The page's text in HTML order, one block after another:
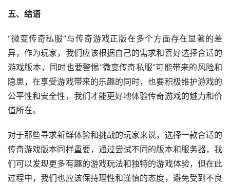
五、结语
“微变传奇私服”与传奇游戏正版在多个方面存在显著的差
异，作为玩家，我们应该根据自己的需求和喜好选择合适的
游戏版本，同时也要警惕“微变传奇私服”可能带来的风险和
隐患，在享受游戏带来的乐趣的同时，也要积极维护游戏的
公平性和安全性，我们才能更好地体验传奇游戏的魅力和价
值所在。
对于那些寻求新鲜体验和挑战的玩家来说，选择一款合适的
传奇游戏版本同样重要，通过尝试不同的版本和服务器，我
们可以发现更多有趣的游戏玩法和独特的游戏体验，但在此
过程中，我们也应该保持理性和谨慎的态度，避免受到不良